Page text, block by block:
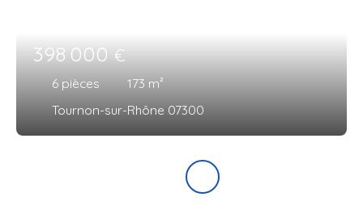
398 000€
6 pièces 173 m²
Tournon-sur-Rhône 07300